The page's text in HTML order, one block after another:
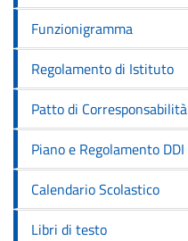
Funzionigramma
Regolamento di Istituto
Patto di Corresponsabilità
Piano e Regolamento DDI
Calendario Scolastico
Libri di testo